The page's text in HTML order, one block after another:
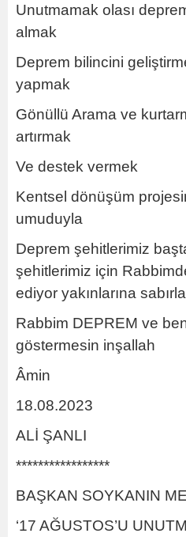
Unutmamak olası
almak
Deprem bilincini
yapmak
Gönüllü Arama ve
artırmak
Ve destek vermek
Kentsel dönüşüm
umuduyla
Deprem şehitlerimiz
şehitlerimiz için
ediyor yakınlarına
Rabbim DEPREM ve
göstermesin inşallah
Âmin
18.08.2023
ALİ ŞANLI
*****************
BAŞKAN SOYKANIN
‘17 AĞUSTOS’U